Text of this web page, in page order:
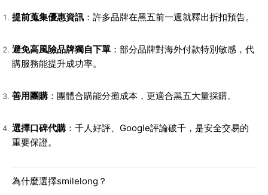
提前蒐集優惠資訊 ：許多品牌在黑五前一週就釋出折扣預告。
避免高風險品牌獨自下單 ：部分品牌對海外付款特別敏感，代
購服務能提升成功率。
善用團購 ：團體合購能分攤成本，更適合黑五大量採購。
選擇口碑代購 ：千人好評、Google評論破千，是安全交易的
重要保證。
為什麼選擇smilelong？